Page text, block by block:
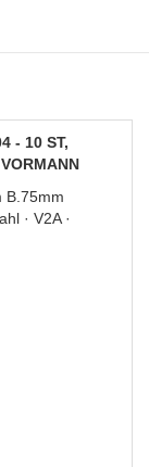
- 10 ST,
B.75mm
· V2A ·